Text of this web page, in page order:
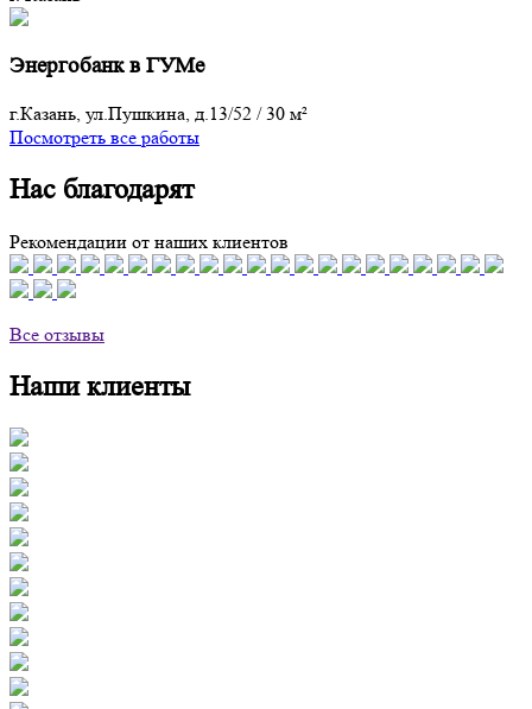
Энергобанк в ГУМе
г.Казань, ул.Пушкина, д.13/52 /30 м²
Посмотреть все работы
Нас благодарят
Рекомендации от наших клиентов
Все отзывы
Наши клиенты